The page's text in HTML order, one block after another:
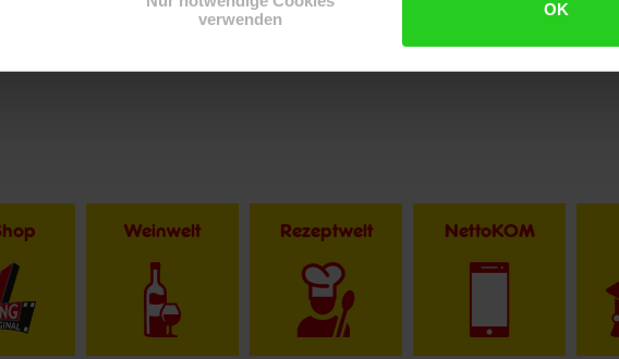
verwenden
OK
Weinwelt Rezeptwelt NettoKOM